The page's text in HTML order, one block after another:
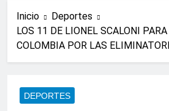
Inicio
Deportes
LOS 11 DE LIONEL SCALONI
COLOMBIA POR LAS
DEPORTES